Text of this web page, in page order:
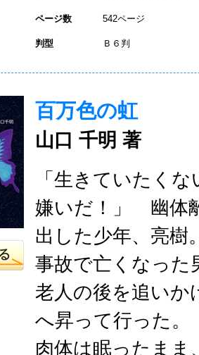
ページ数 542ページ
判型 Ｂ６判
百万色の虹
山口 千明 著
「生きていたく
嫌いだ！」 幽体
出した少年、亮樹
事故で亡くなった
老人の後を追いか
へ昇って行った。
肉体は眠ったま